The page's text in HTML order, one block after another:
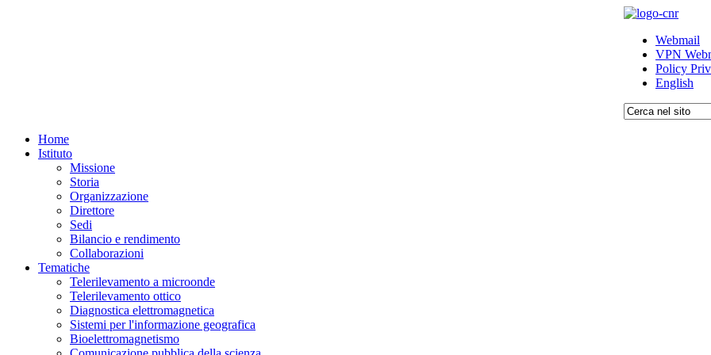
Webmail
VPN
Policy
English
Home
Istituto
Missione
Storia
Organizzazione
Direttore
Sedi
Bilancio e rendimento
Collaborazioni
Tematiche
Telerilevamento a microonde
Telerilevamento ottico
Diagnostica elettromagnetica
Sistemi per l'informazione geografica
Bioelettromagnetismo